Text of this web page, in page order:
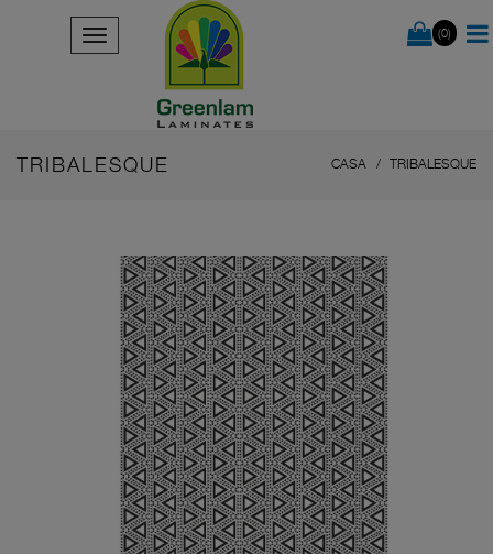
(0)
TRIBALESQUE CASA TRIBALESQUE